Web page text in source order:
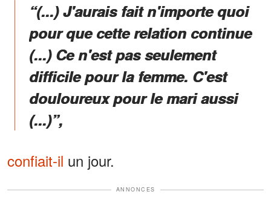
“(...) J'aurais fait n'importe quoi
pour que cette relation continue
(...) Ce n'est pas seulement
difficile pour la femme. C'est
douloureux pour le mari aussi
(...)”,
confiait-il un jour.
ANNONCES